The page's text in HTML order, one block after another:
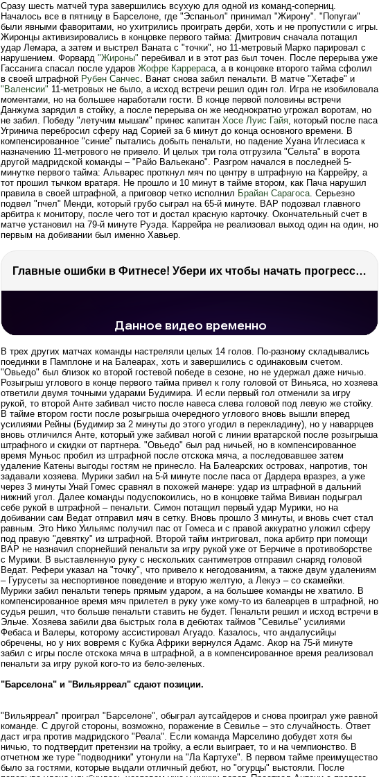
Сразу шесть матчей тура завершились всухую для одной из команд-соперниц.
Началось все в пятницу в Барселоне, где "Эспаньол" принимал "Жирону". "Попугаи"
были явными фаворитами, но ухитрились проиграть дерби, хоть и не пропустили с игры.
Жиронцы активизировались в концовке первого тайма: Дмитрович сначала потащил
удар Лемара, а затем и выстрел Ваната с "точки", но 11-метровый Марко парировал с
нарушением. Форвард "Жироны" перебивал и в этот раз был точен. После перерыва уже
Гассанига спасал после ударов Жофре Каррераса, а в концовке второго тайма сфолил
в своей штрафной Рубен Санчес. Ванат снова забил пенальти. В матче "Хетафе" и
"Валенсии" 11-метровых не было, а исход встречи решил один гол. Игра не изобиловала
моментами, но на большее наработали гости. В конце первой половины встречи
Данжума зарядил в стойку, а после перерыва он же неоднократно угрожал воротам, но
не забил. Победу "летучим мышам" принес капитан Хосе Луис Гайя, который после паса
Угринича перебросил сферу над Сорией за 6 минут до конца основного времени. В
компенсированное "синие" пытались добыть пенальти, но падение Хуана Иглесиаса к
назначению 11-метрового не привело. И целых три гола отгрузила "Сельта" в ворота
другой мадридской команды – "Райо Вальекано". Разгром начался в последней 5-
минутке первого тайма: Альварес проткнул мяч по центру в штрафную на Каррейру, а
тот прошил тычком вратаря. Не прошло и 10 минут в тайме втором, как Пача нарушил
правила в своей штрафной, а приговор четко исполнил Брайан Сарагоса. Серьезно
подвел "пчел" Менди, который грубо сыграл на 65-й минуте. ВАР подозвал главного
арбитра к монитору, после чего тот и достал красную карточку. Окончательный счет в
матче установил на 79-й минуте Руэда. Каррейра не реализовал выход один на один, но
первым на добивании был именно Хавьер.
Главные ошибки в Фитнесе! Убери их чтобы начать прогрессировать!
В трех других матчах команды настреляли целых 14 голов. По-разному складывались
поединки в Памплоне и на Балеарах, хоть и завершились с одинаковым счетом.
"Овьедо" был близок ко второй гостевой победе в сезоне, но не удержал даже ничью.
Розыгрыш углового в конце первого тайма привел к голу головой от Виньяса, но хозяева
ответили двумя точными ударами Будимира. И если первый гол отменили за игру
рукой, то второй Анте забивал чисто после навеса слева головой под левую же стойку.
В тайме втором гости после розыгрыша очередного углового вновь вышли вперед
усилиями Рейны (Будимир за 2 минуты до этого угодил в перекладину), но у наваррцев
вновь отличился Анте, который уже забивал ногой с линии вратарской после розыгрыша
штрафного и скидки от партнера. "Овьедо" был рад ничьей, но в компенсированное
время Муньос пробил из штрафной после отскока мяча, а последовавшее затем
удаление Катены выгоды гостям не принесло. На Балеарских островах, напротив, тон
задавали хозяева. Мурики забил на 5-й минуте после паса от Дардера вразрез, а уже
через 3 минуты Унай Гомес сравнял в похожей манере: удар из штрафной в дальний
нижний угол. Далее команды подуспокоились, но в концовке тайма Вивиан подыграл
себе рукой в штрафной – пенальти. Симон потащил первый удар Мурики, но на
добивании сам Ведат отправил мяч в сетку. Вновь прошло 3 минуты, и вновь счет стал
равным. Это Нико Уильямс получил пас от Гомеса и с правой аккуратно уложил сферу
под правую "девятку" из штрафной. Второй тайм интриговал, пока арбитр при помощи
ВАР не назначил спорнейший пенальти за игру рукой уже от Берчиче в противоборстве
с Мурики. В выставленную руку с нескольких сантиметров отправил снаряд головой
Ведат. Рефери указал на "точку", что привело к негодованиям, а также двум удалениям
– Гурусеты за неспортивное поведение и вторую желтую, а Лекуэ – со скамейки.
Мурики забил пенальти теперь прямым ударом, а на большее команды не хватило. В
компенсированное время мяч прилетел в руку уже кому-то из балеарцев в штрафной, но
судья решил, что больше пенальти ставить не будет. Пенальти решил и исход встречи в
Эльче. Хозяева забили два быстрых гола в дебютах таймов "Севилье" усилиями
Фебаса и Валеры, которому ассистировал Агуадо. Казалось, что андалусийцы
обречены, но у них вовремя с Кубка Африки вернулся Адамс. Акор на 75-й минуте
забил с игры после отскока мяча в штрафной, а в компенсированное время реализовал
пенальти за игру рукой кого-то из бело-зеленых.
"Барселона" и "Вильярреал" сдают позиции.
"Вильярреал" проиграл "Барселоне", обыграл аутсайдеров и снова проиграл уже равной
команде. С другой стороны, возможно, поражение в Севилье – это случайность. Ответ
даст игра против мадридского "Реала". Если команда Марселино добудет хотя бы
ничью, то подтвердит претензии на тройку, а если выиграет, то и на чемпионство. В
отчетном же туре "подводники" утонули на "Ла Картухе". В первом тайме преимущество
было за гостями, которые выдали отличный дебют, но "огурцы" выстояли. После